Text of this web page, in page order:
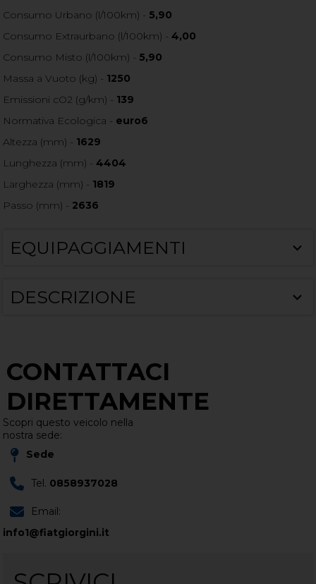
Consumo Urbano (l/100km) - 5,90
Consumo Extraurbano (l/100km) -4,00
Consumo Misto (l/100km) - 5,90
Massa a Vuoto (kg) - 1250
Emissioni cO2 (g/km) - 139
Normativa Ecologica - euro6
Altezza (mm) - 1629
Lunghezza (mm) -4404
Larghezza (mm) - 1819
Passo (mm) - 2636
EQUIPAGGIAMENTI
DESCRIZIONE
CONTATTACI
DIRETTAMENTE
Scopri questo veicolo nella
nostra sede:
Sede
Tel. 0858937028
Email:
info1@fiatgiorgini.it